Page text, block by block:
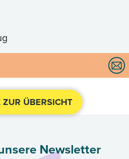
ÜBERSICHT
Newsletter